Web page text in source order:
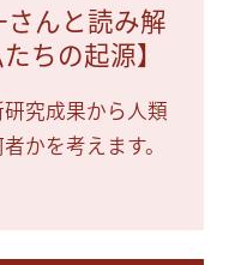
んと読み解
ちの起源】
究成果から人類
かを考えます。